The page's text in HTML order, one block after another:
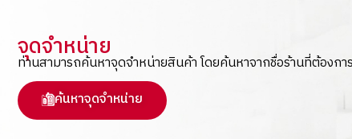
จุดจำหน่าย
ท่านสามารถค้นหาจุดจำหน่ายสินค้า โดยค้นหาจากชื่อร้านที่ต้องการ
ค้นหาจุดจำหน่าย